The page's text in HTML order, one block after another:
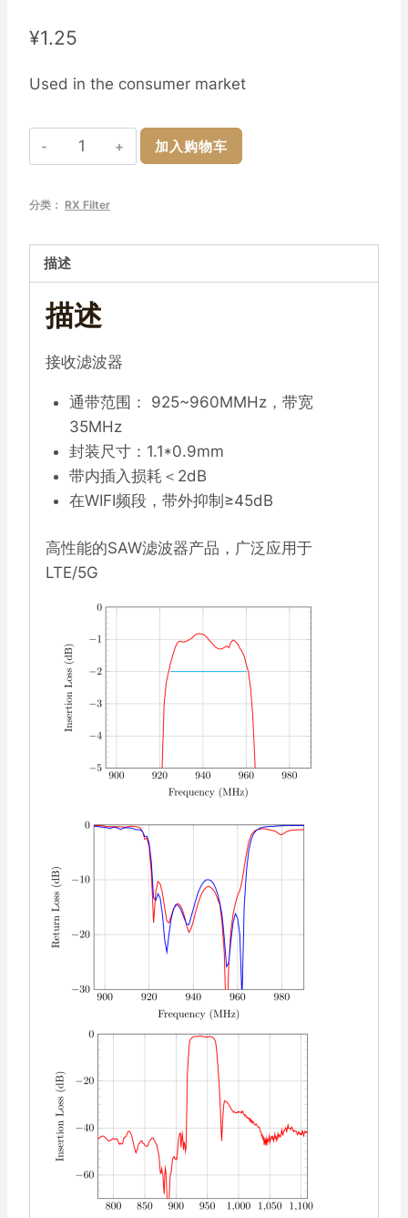
¥1.25
Used in the consumer market
波
B8_RX
(35MHz)
SAW
1109
装
数
量
加入购物车
分类： RX Filter
描述
描述
接收滤波器
通带范围： 925~960MMHz，带宽
35MHz
封装尺寸：1.1*0.9mm
带内插入损耗＜2dB
在WIFI频段，带外抑制≥45dB
高性能的SAW滤波器产品，广泛应用于
LTE/5G